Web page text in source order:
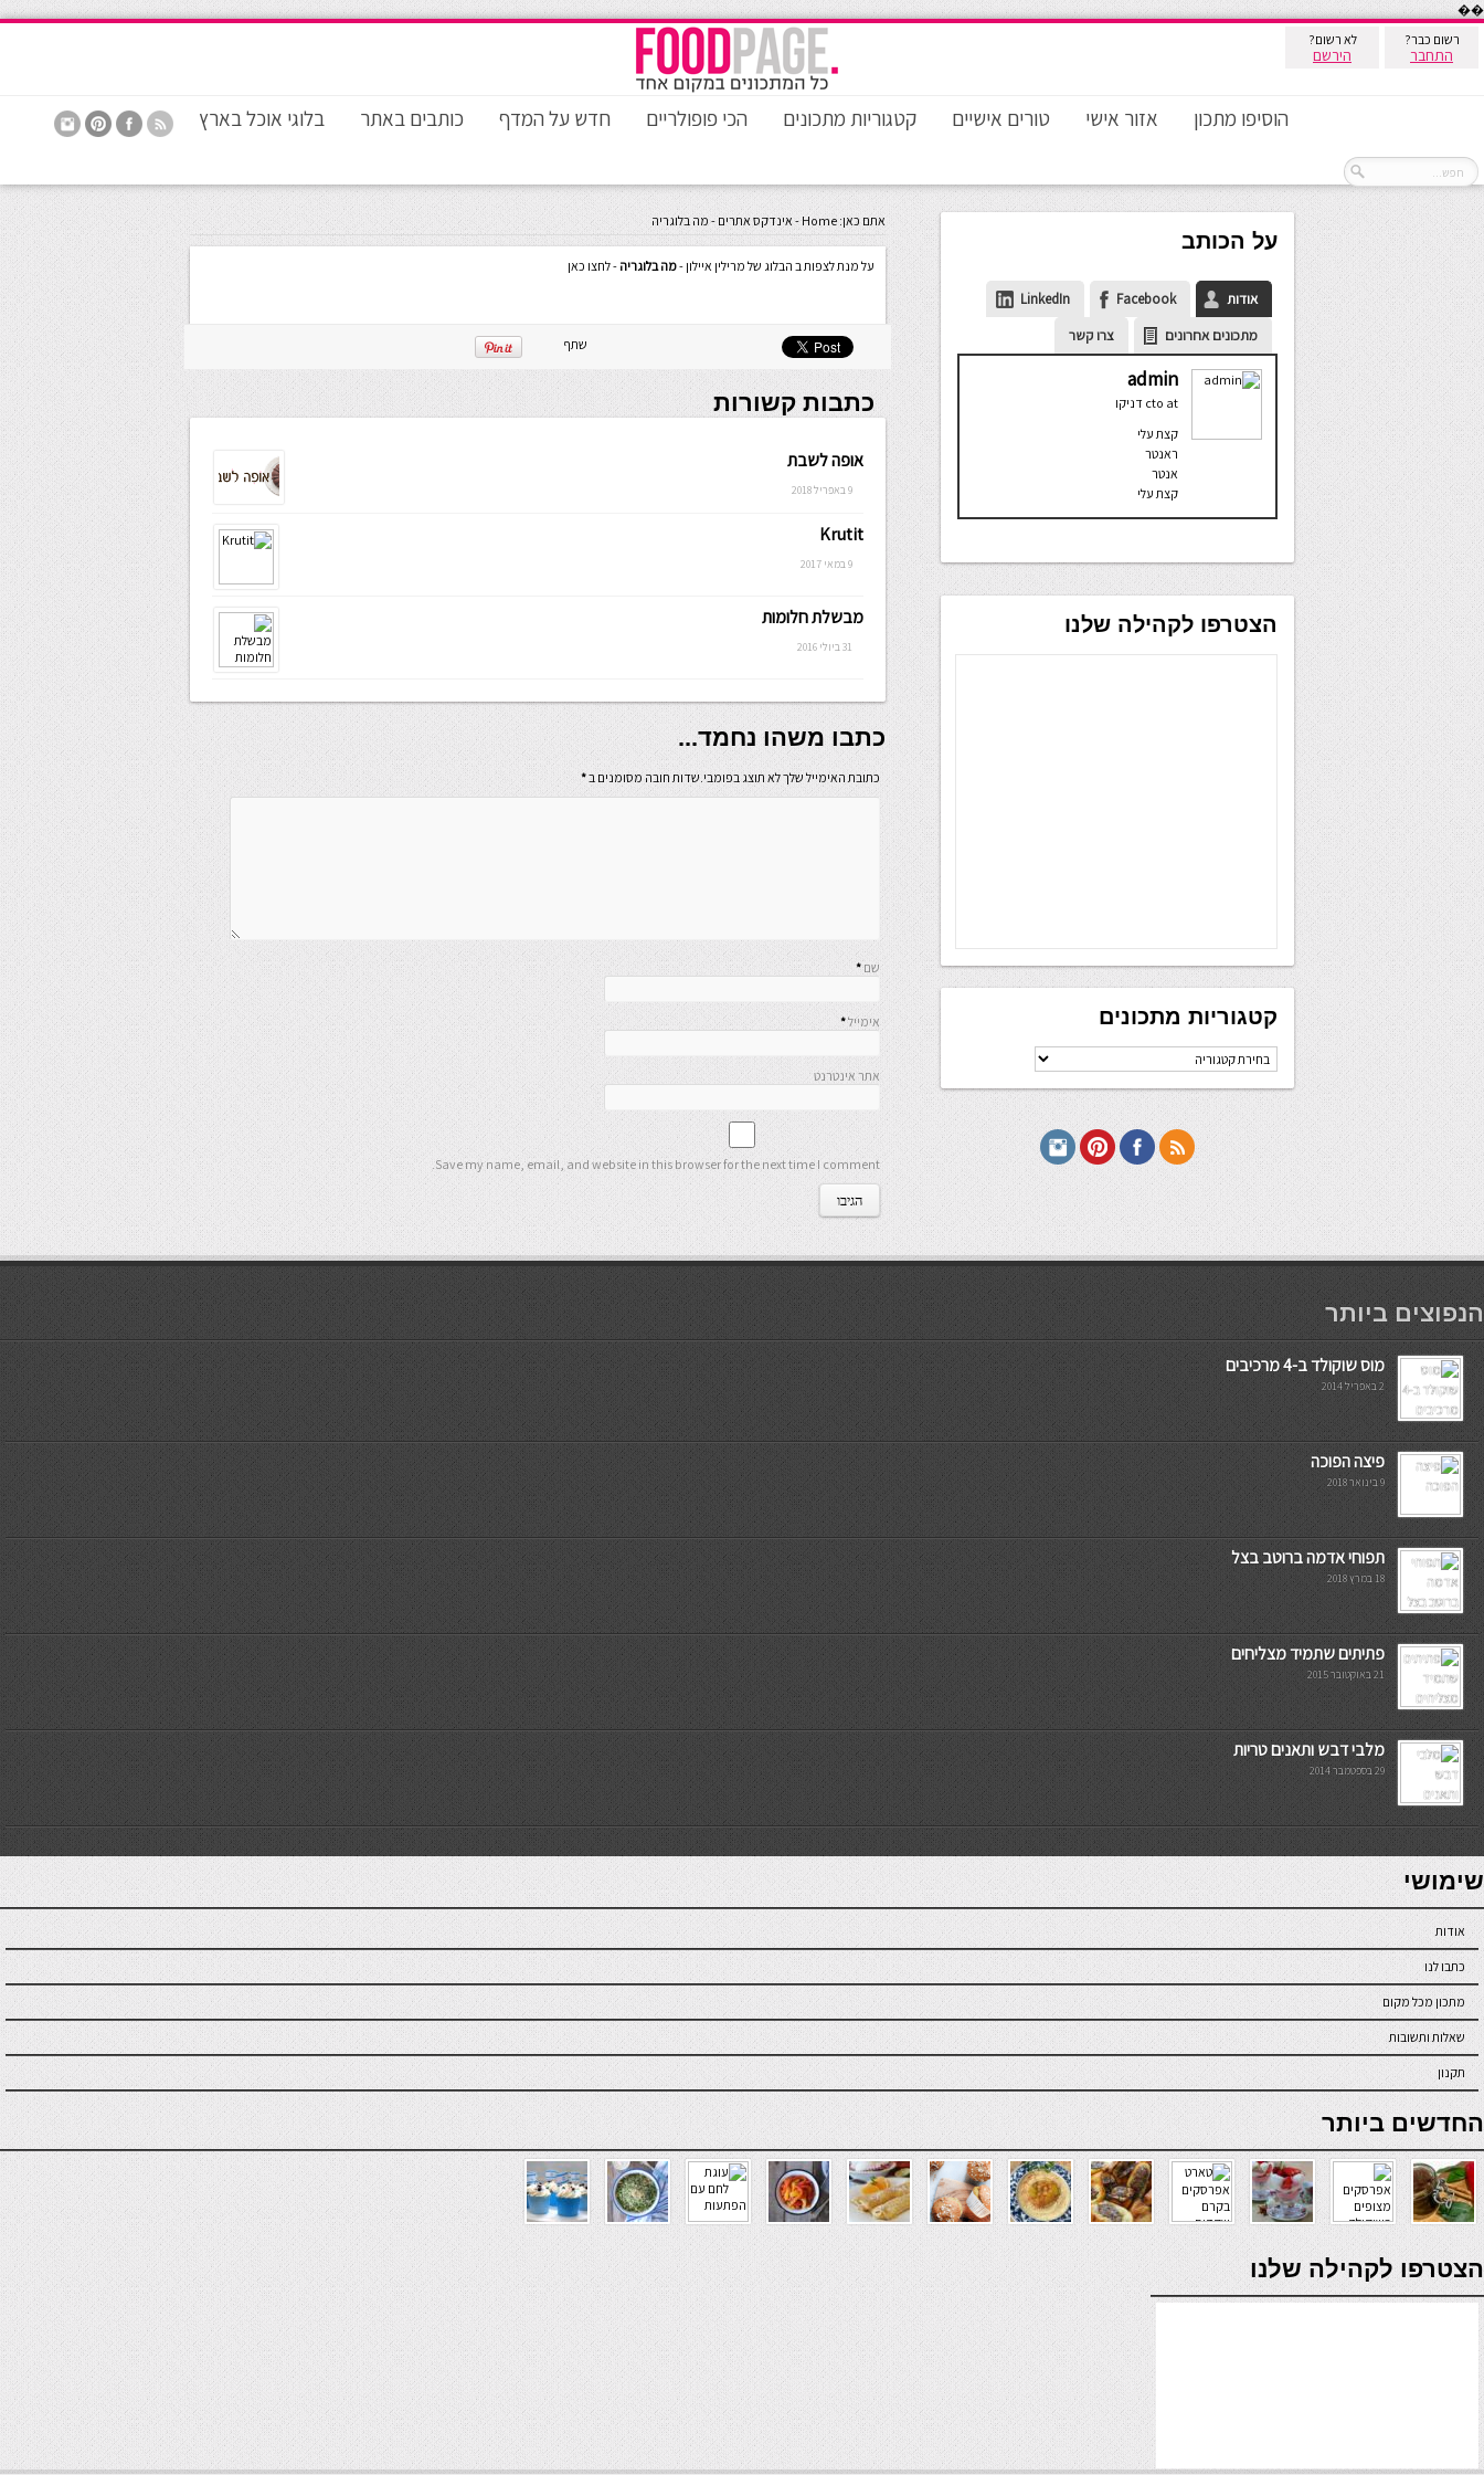
��
רשום כבר?
התחבר
לא רשום?
הירשם
הוסיפו מתכון אזור אישי טורים אישיים קטגוריות מתכונים הכי פופולריים חדש על המדף כותבים באתר בלוגי אוכל בארץ
אתם כאן: Home
- אינדקס אתרים - מה בלוגריה
על מנת לצפות ב הבלוג של מרילין איילון -מה בלוגריה - לחצו כאן
שתף
כתבות קשורות
אופה לשבת
9 באפריל 2018
Krutit
9 במאי 2017
מבשלת חלומות
31 ביולי 2016
כתבו משהו נחמד...
כתובת האימייל שלך לא תוצג בפומבי.שדות חובה מסומנים ב*
שם *
אימייל*
אתר אינטרנט
Save my name, email, and website in this browser for the next time I comment.
על הכותב
אודות Facebook
LinkedIn
מתכונים אחרונים
צרו קשר
admin
cto at
דניקו
קצת עלי
ראנטר
אנטר
קצת עלי
הצטרפו לקהילה שלנו
קטגוריות מתכונים
קטגוריות
מתכונים
мостбет кг
הנפוצים ביותר
מוס שוקולד ב-4 מרכיבים
2 באפריל 2014
פיצה הפוכה
9 בינואר 2018
תפוחי אדמה ברוטב בצל
18 במרץ 2018
פתיתים שתמיד מצליחים
21 באוקטובר 2015
מלבי דבש ותאנים טריות
29 בספטמבר 2014
7slots
seriöse online casinos österreich
שימושי
אודות
כתבו לנו
מתכון מכל מקום
שאלות ותשובות
תקנון
online casino
החדשים ביותר
verde casino
הצטרפו לקהילה שלנו